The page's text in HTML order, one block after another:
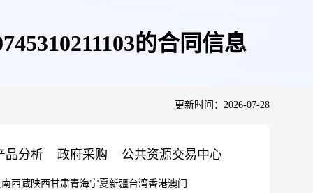
的合同信息
更新时间：2026-07-28
品分析 政府采购 公共资源交易中心
西藏陕西甘肃青海宁夏新疆台湾香港澳门